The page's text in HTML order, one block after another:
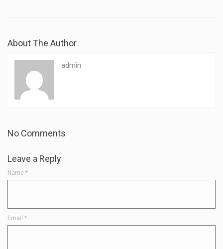
About The Author
admin
No Comments
Leave a Reply
Name *
Email *